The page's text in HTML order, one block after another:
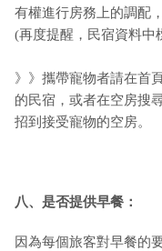
有權進行房務上的調配
(再度提醒，民宿資料中
》》攜帶寵物者請在首
的民宿，或者在空房搜
招到接受寵物的空房。
八、是否提供早餐：
因為每個旅客對早餐的